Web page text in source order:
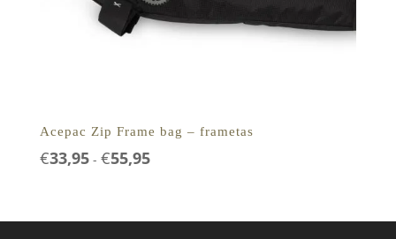
Acepac Zip Frame bag – frametas
€33,95 - €55,95Prijsklasse: